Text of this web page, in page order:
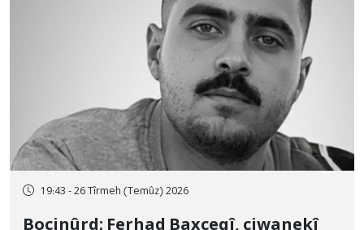
19:43 - 26 Tîrmeh (Temûz) 2026
Bocinûrd; Ferhad Baxçeqî, ciwanekî